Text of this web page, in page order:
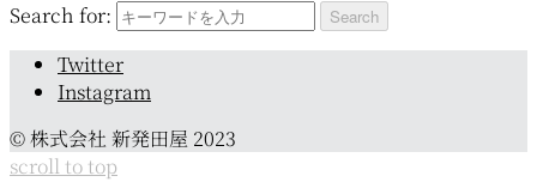
Search for:
Twitter
Instagram
© 株式会社 新発田屋 2023
scroll to top